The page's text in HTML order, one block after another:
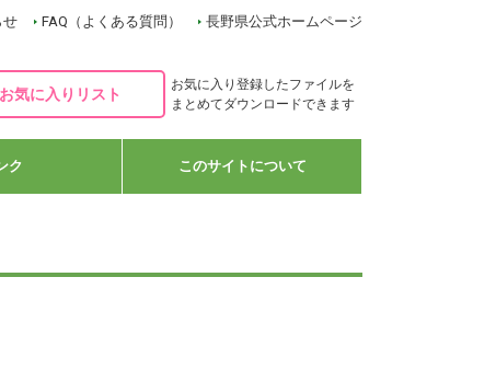
せ FAQ（よくある質問） 長野県公式ホームページ
お気に入りリスト
お気に入り登録したファイルを
まとめてダウンロードできます
ク このサイトについて